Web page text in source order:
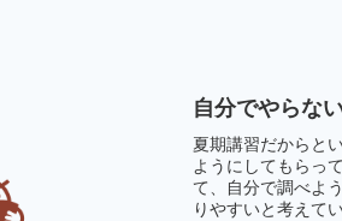
自分でやらな
夏期講習だからと
ようにしてもらっ
て、自分で調べよ
りやすいと考えて